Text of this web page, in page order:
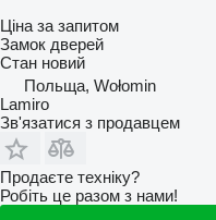
Ціна за запитом
Замок дверей
Стан новий
Польща, Wołomin
Lamiro
Зв'язатися з продавцем
Продаєте техніку?
Робіть це разом з нами!